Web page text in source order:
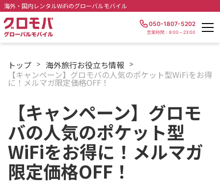
海外・国内レンタルWiFiのグローバルモバイル
050-1807-5202
営業時間：8:00～23:00
トップ > 海外旅行お役立ち情報 >
【キャンペーン】グロモバの人気のポケット型WiFiをお得
に！メルマガ限定価格OFF！
【キャンペーン】グロモ
バの人気のポケット型
WiFiをお得に！メルマガ
限定価格OFF！